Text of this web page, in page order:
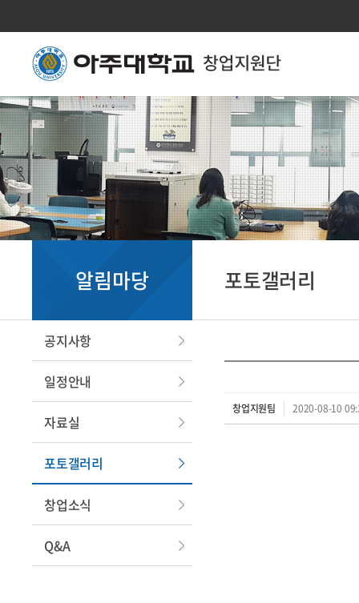
알림마당
공지사항
일정안내
자료실
포토갤러리
창업소식
Q&A
포토갤러리
창업지원팀 2020-08-10